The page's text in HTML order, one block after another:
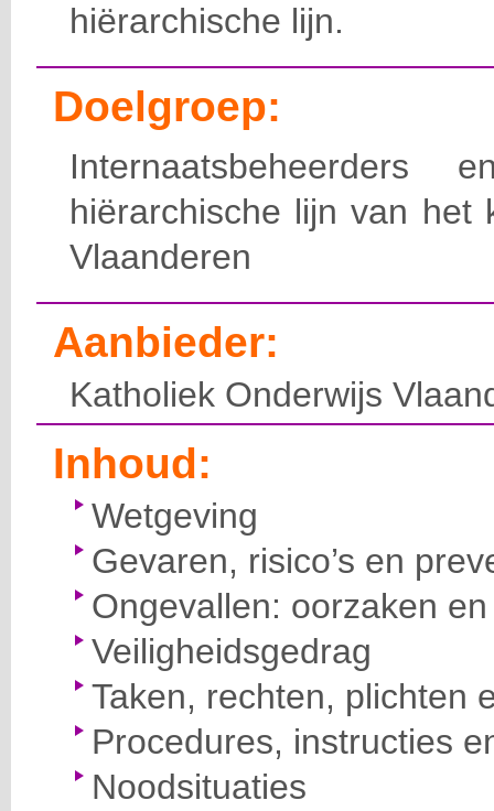
hiërarchische lijn.
Doelgroep:
hiërarchische lijn van het
Vlaanderen
Aanbieder:
Katholiek Onderwijs
Inhoud:
Wetgeving
Gevaren, risico’s en
Ongevallen: oorzaken
Veiligheidsgedrag
Taken, rechten, plichten
Procedures, instructies
Noodsituaties